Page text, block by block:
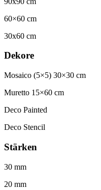
60×60 cm
30x60 cm
Dekore
Mosaico (5×5) 30×30 cm
Muretto 15×60 cm
Deco Painted
Deco Stencil
Stärken
30 mm
20 mm